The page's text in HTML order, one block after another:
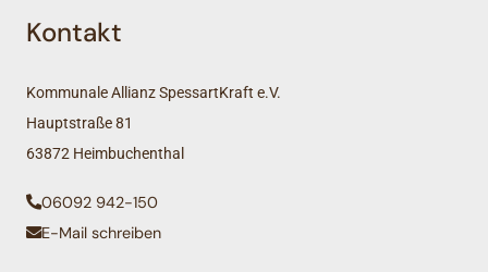
Kontakt
Kommunale Allianz SpessartKraft e.V.
Hauptstraße 81
63872 Heimbuchenthal
06092 942-150
E-Mail schreiben